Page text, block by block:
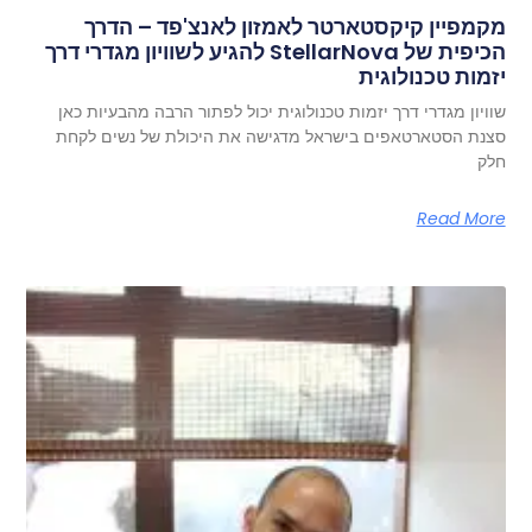
מקמפיין קיקסטארטר לאמזון לאנצ'פד – הדרך
הכיפית של StellarNova להגיע לשוויון מגדרי דרך
יזמות טכנולוגית
שוויון מגדרי דרך יזמות טכנולוגית יכול לפתור הרבה מהבעיות כאן
סצנת הסטארטאפים בישראל מדגישה את היכולת של נשים לקחת
חלק
Read More